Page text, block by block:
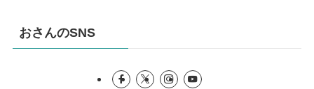
おさんのSNS